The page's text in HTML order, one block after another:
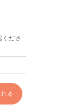
くださ
る